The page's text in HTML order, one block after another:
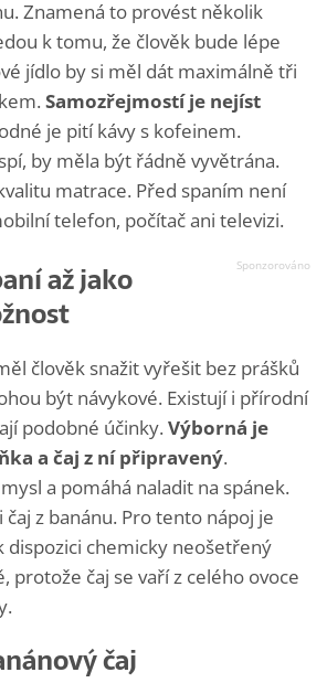
Znamená to provést několik
k tomu, že člověk bude lépe
jídlo by si měl dát maximálně tři
Samozřejmostí je nejíst
je pití kávy s kofeinem.
by měla být řádně vyvětrána.
matrace. Před spaním není
telefon, počítač ani televizi.
až jako
člověk snažit vyřešit bez prášků
být návykové. Existují i přírodní
podobné účinky. Výborná je
a čaj z ní připravený.
a pomáhá naladit na spánek.
čaj z banánu. Pro tento nápoj je
dispozici chemicky neošetřený
protože čaj se vaří z celého ovoce
čaj